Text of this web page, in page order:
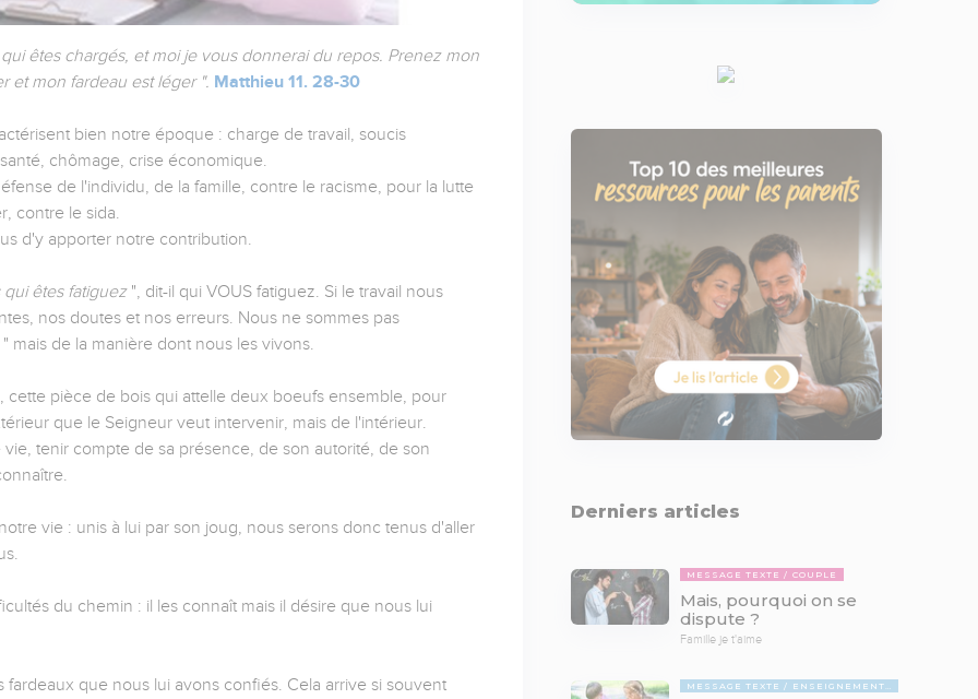
êtes chargés, et moi je vous donnerai du repos. Prenez mon
et mon fardeau est léger ". Matthieu 11. 28-30
bien notre époque : charge de travail, soucis
chômage, crise économique.
de l'individu, de la famille, contre le racisme, pour la lutte
contre le sida.
d'y apporter notre contribution.
êtes fatiguez", dit-il qui VOUS fatiguez. Si le travail nous
nos doutes et nos erreurs. Nous ne sommes pas
mais de la manière dont nous les vivons.
pièce de bois qui attelle deux boeufs ensemble, pour
que le Seigneur veut intervenir, mais de l'intérieur.
tenir compte de sa présence, de son autorité, de son
vie : unis à lui par son joug, nous serons donc tenus d'aller
du chemin : il les connaît mais il désire que nous lui
que nous lui avons confiés. Cela arrive si souvent
Derniers articles
MESSAGE TEXTE COUPLE
Mais, pourquoi on se
dispute ?
Famille je t'aime
MESSAGE TEXTE ENSEIGNEMENTS BIBLIQUES